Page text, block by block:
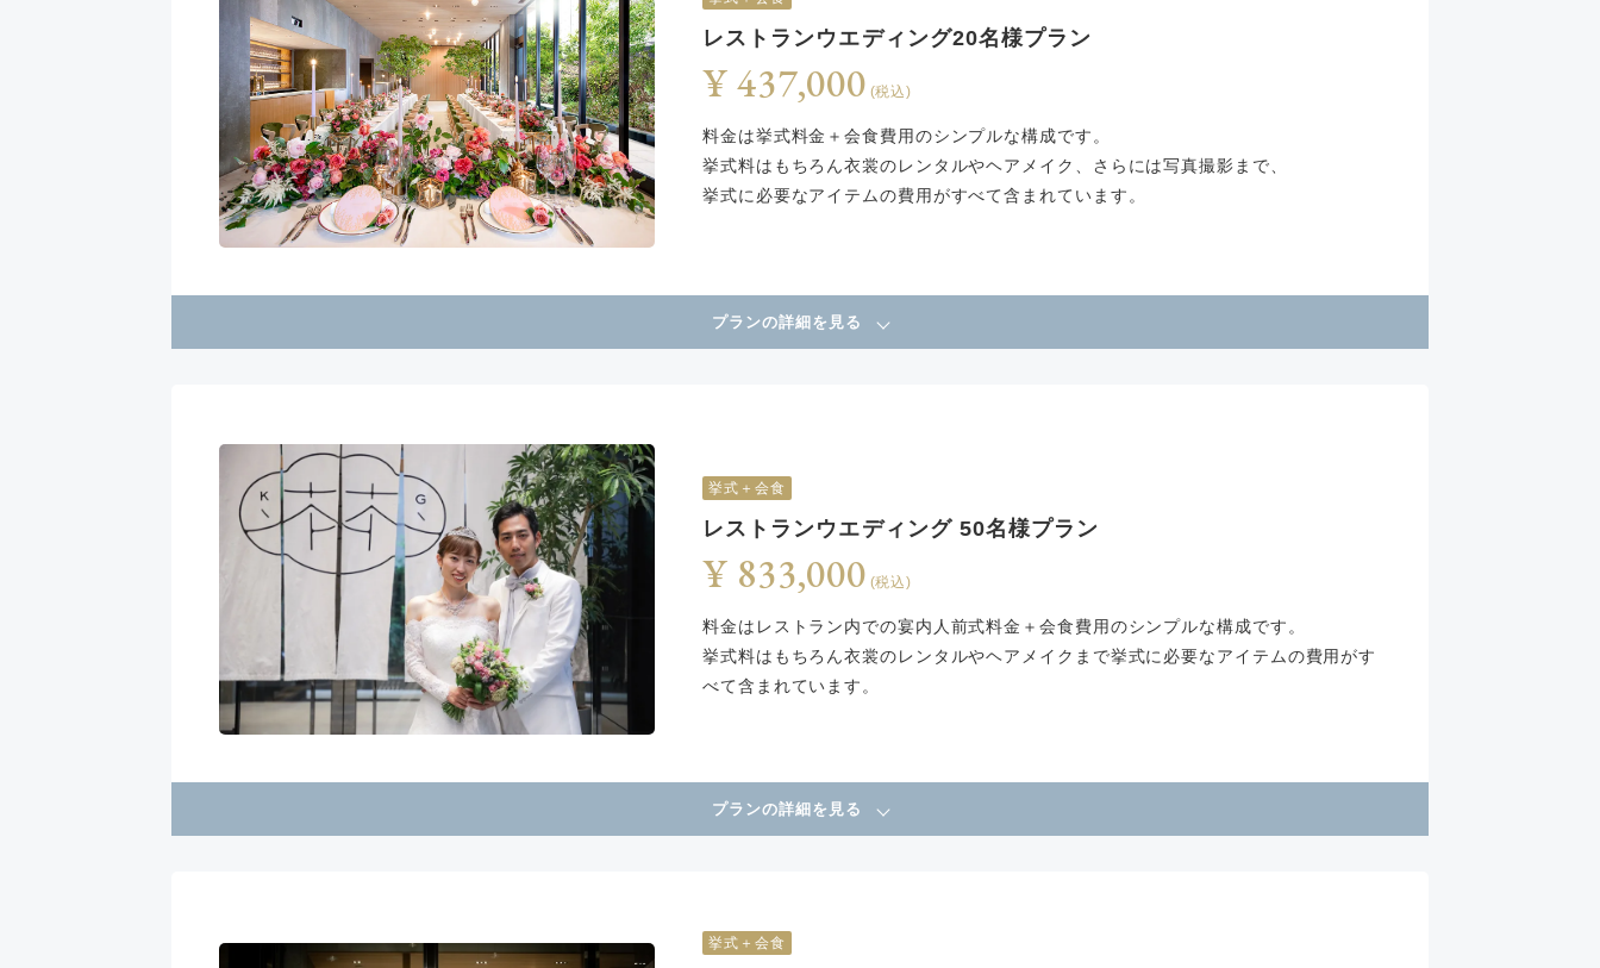
レストランウエディング20名様プラン
¥ 437,000 (税込)
料金は挙式料金＋会食費用のシンプルな構成です。
挙式料はもちろん衣裳のレンタルやヘアメイク、さらには写真撮影まで、
挙式に必要なアイテムの費用がすべて含まれています。
プランの詳細を見る
挙式＋会食
レストランウエディング 50名様プラン
¥ 833,000 (税込)
料金はレストラン内での宴内人前式料金＋会食費用のシンプルな構成です。
挙式料はもちろん衣裳のレンタルやヘアメイクまで挙式に必要なアイテムの費用がす
べて含まれています。
プランの詳細を見る
挙式＋会食